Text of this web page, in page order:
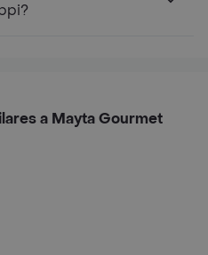
a Mayta Gourmet